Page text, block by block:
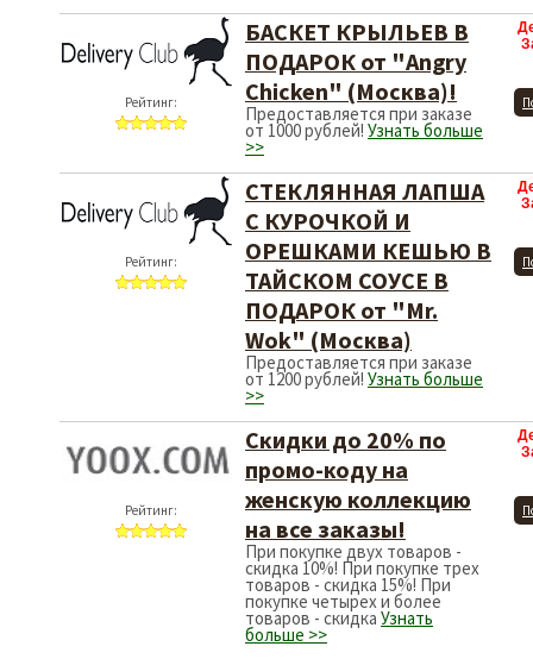
Рейтинг:
БАСКЕТ КРЫЛЬЕВ В
ПОДАРОК от "Angry
Chicken" (Москва)!
Предоставляется при заказе
от 1000 рублей! Узнать больше
>>
Рейтинг:
СТЕКЛЯННАЯ ЛАПША
С КУРОЧКОЙ И
ОРЕШКАМИ КЕШЬЮ В
ТАЙСКОМ СОУСЕ В
ПОДАРОК от "Mr.
Wok" (Москва)
Предоставляется при заказе
от 1200 рублей! Узнать больше
>>
Рейтинг:
Скидки до 20% по
промо-коду на
женскую коллекцию
на все заказы!
При покупке двух товаров -
скидка 10%! При покупке трех
товаров - скидка 15%! При
покупке четырех и более
товаров - скидка Узнать
больше >>